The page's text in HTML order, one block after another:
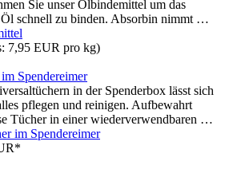
Sie unser Ölbindemittel um das
Öl schnell zu binden. Absorbin nimmt …
7,95 EUR pro kg)
Spendereimer
in der Spenderbox lässt sich
pflegen und reinigen. Aufbewahrt
Tücher in einer wiederverwendbaren …